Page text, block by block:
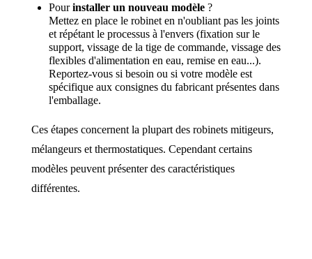
Pourinstaller un nouveau modèle?
Mettez en place le robinet en n'oubliant pas les joints
et répétant le processus à l'envers (fixation sur le
support, vissage de la tige de commande, vissage des
flexibles d'alimentation en eau, remise en eau...).
Reportez-vous si besoin ou si votre modèle est
spécifique aux consignes du fabricant présentes dans
l'emballage.
Ces étapes concernent la plupart des robinets mitigeurs,
mélangeurs et thermostatiques. Cependant certains
modèles peuvent présenter des caractéristiques
différentes.